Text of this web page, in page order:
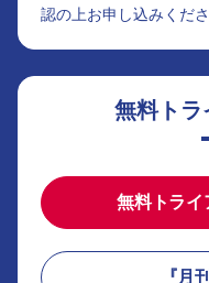
認の上お申し込みくださ
無料トラ
無料トライ
『月